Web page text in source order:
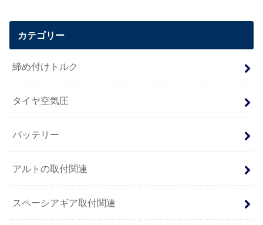
カテゴリー
締め付けトルク
タイヤ空気圧
バッテリー
アルトの取付関連
スペーシアギア取付関連